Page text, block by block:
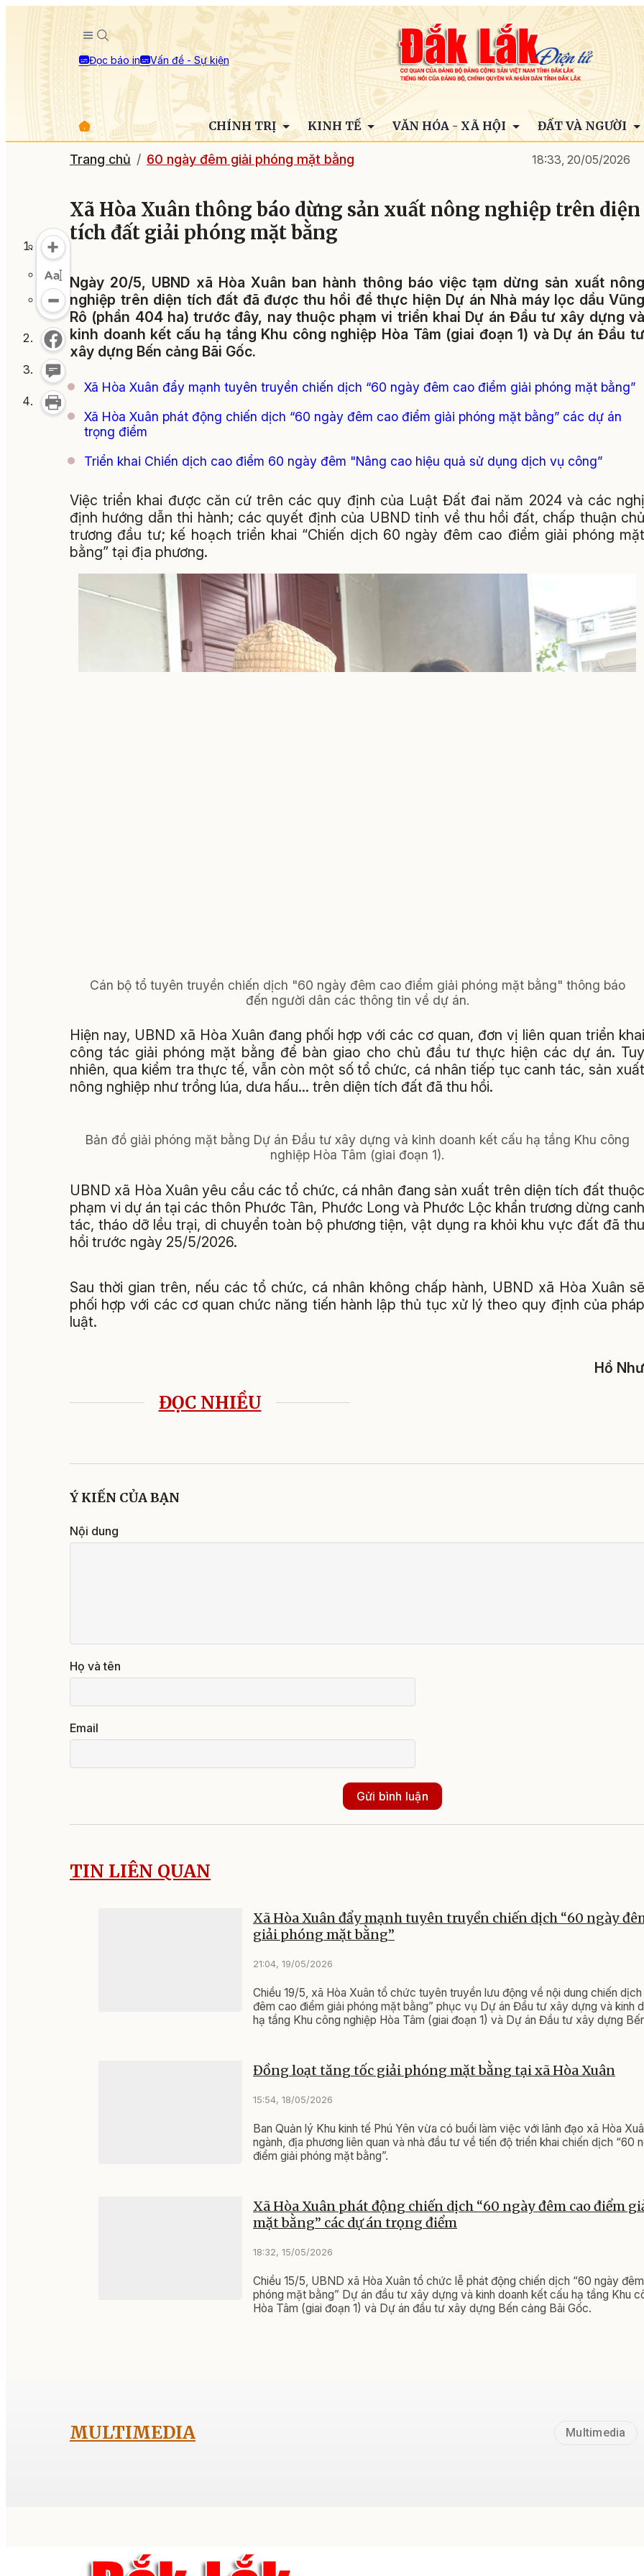
Đọc báo in Vấn đề - Sự kiện
CHÍNH TRỊ KINH TẾ VĂN HÓA - XÃ HỘI ĐẤT VÀ NGƯỜI
Trang chủ 60 ngày đêm giải phóng mặt bằng 18:33, 20/05/2026
Xã Hòa Xuân thông báo dừng sản xuất nông nghiệp trên diện
tích đất giải phóng mặt bằng
Ngày 20/5, UBND xã Hòa Xuân ban hành thông báo việc tạm dừng sản xuất nông
nghiệp trên diện tích đất đã được thu hồi để thực hiện Dự án Nhà máy lọc dầu Vũng
Rô (phần 404 ha) trước đây, nay thuộc phạm vi triển khai Dự án Đầu tư xây dựng và
kinh doanh kết cấu hạ tầng Khu công nghiệp Hòa Tâm (giai đoạn 1) và Dự án Đầu tư
xây dựng Bến cảng Bãi Gốc.
Xã Hòa Xuân đẩy mạnh tuyên truyền chiến dịch “60 ngày đêm cao điểm giải phóng mặt bằng”
Xã Hòa Xuân phát động chiến dịch “60 ngày đêm cao điểm giải phóng mặt bằng” các dự án
trọng điểm
Triển khai Chiến dịch cao điểm 60 ngày đêm "Nâng cao hiệu quả sử dụng dịch vụ công”
Việc triển khai được căn cứ trên các quy định của Luật Đất đai năm 2024 và các nghị
định hướng dẫn thi hành; các quyết định của UBND tỉnh về thu hồi đất, chấp thuận chủ
trương đầu tư; kế hoạch triển khai “Chiến dịch 60 ngày đêm cao điểm giải phóng mặt
bằng” tại địa phương.
Cán bộ tổ tuyên truyền chiến dịch "60 ngày đêm cao điểm giải phóng mặt bằng" thông báo
đến người dân các thông tin về dự án.
Hiện nay, UBND xã Hòa Xuân đang phối hợp với các cơ quan, đơn vị liên quan triển khai
công tác giải phóng mặt bằng để bàn giao cho chủ đầu tư thực hiện các dự án. Tuy
nhiên, qua kiểm tra thực tế, vẫn còn một số tổ chức, cá nhân tiếp tục canh tác, sản xuất
nông nghiệp như trồng lúa, dưa hấu… trên diện tích đất đã thu hồi.
Bản đồ giải phóng mặt bằng Dự án Đầu tư xây dựng và kinh doanh kết cấu hạ tầng Khu công
nghiệp Hòa Tâm (giai đoạn 1).
UBND xã Hòa Xuân yêu cầu các tổ chức, cá nhân đang sản xuất trên diện tích đất thuộc
phạm vi dự án tại các thôn Phước Tân, Phước Long và Phước Lộc khẩn trương dừng canh
tác, tháo dỡ lều trại, di chuyển toàn bộ phương tiện, vật dụng ra khỏi khu vực đất đã thu
hồi trước ngày 25/5/2026.
Sau thời gian trên, nếu các tổ chức, cá nhân không chấp hành, UBND xã Hòa Xuân sẽ
phối hợp với các cơ quan chức năng tiến hành lập thủ tục xử lý theo quy định của pháp
luật.
Hồ Như
ĐỌC NHIỀU
Ý KIẾN CỦA BẠN
Nội dung
Họ và tên
Email
Gửi bình luận
TIN LIÊN QUAN
Xã Hòa Xuân đẩy mạnh tuyên truyền chiến dịch “60 ngày
giải phóng mặt bằng”
21:04, 19/05/2026
Chiều 19/5, xã Hòa Xuân tổ chức tuyên truyền lưu động về nội dung chiến
đêm cao điểm giải phóng mặt bằng” phục vụ Dự án Đầu tư xây dựng và kinh
hạ tầng Khu công nghiệp Hòa Tâm (giai đoạn 1) và Dự án Đầu tư xây dựng
Đồng loạt tăng tốc giải phóng mặt bằng tại xã Hòa Xuân
15:54, 18/05/2026
Ban Quản lý Khu kinh tế Phú Yên vừa có buổi làm việc với lãnh đạo xã Hòa
ngành, địa phương liên quan và nhà đầu tư về tiến độ triển khai chiến dịch “60
điểm giải phóng mặt bằng”.
Xã Hòa Xuân phát động chiến dịch “60 ngày đêm cao điểm
mặt bằng” các dự án trọng điểm
18:32, 15/05/2026
Chiều 15/5, UBND xã Hòa Xuân tổ chức lễ phát động chiến dịch “60 ngày
phóng mặt bằng” Dự án đầu tư xây dựng và kinh doanh kết cấu hạ tầng Khu
Hòa Tâm (giai đoạn 1) và Dự án đầu tư xây dựng Bến cảng Bãi Gốc.
MULTIMEDIA Multimedia